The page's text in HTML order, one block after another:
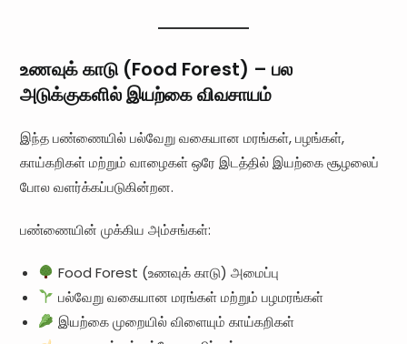
உணவுக் காடு (Food Forest) – பல
அடுக்குகளில் இயற்கை விவசாயம்
இந்த பண்ணையில் பல்வேறு வகையான மரங்கள், பழங்கள்,
காய்கறிகள் மற்றும் வாழைகள் ஒரே இடத்தில் இயற்கை சூழலைப்
போல வளர்க்கப்படுகின்றன.
பண்ணையின் முக்கிய அம்சங்கள்:
Food Forest (உணவுக் காடு) அமைப்பு
பல்வேறு வகையான மரங்கள் மற்றும் பழமரங்கள்
இயற்கை முறையில் விளையும் காய்கறிகள்